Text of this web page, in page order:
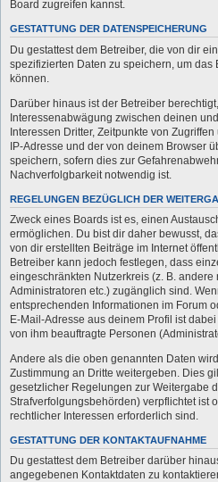
Board zugreifen kannst.
GESTATTUNG DER DATENSPEICHERUNG
Du gestattest dem Betreiber, die von dir
spezifizierten Daten zu speichern, um
können.
Darüber hinaus ist der Betreiber
Interessenabwägung zwischen deinen
Interessen Dritter, Zeitpunkte von
IP-Adresse und der von deinem Browser
speichern, sofern dies zur
Nachverfolgbarkeit notwendig ist.
REGELUNGEN BEZÜGLICH DER
Zweck eines Boards ist es, einen
ermöglichen. Du bist dir daher bewusst,
von dir erstellten Beiträge im Internet
Betreiber kann jedoch festlegen, dass
eingeschränkten Nutzerkreis (z. B. andere
Administratoren etc.) zugänglich sind.
entsprechenden Informationen im Forum
E-Mail-Adresse aus deinem Profil ist
von ihm beauftragte Personen
Andere als die oben genannten Daten
Zustimmung an Dritte weitergeben. Dies
gesetzlicher Regelungen zur Weitergabe
Strafverfolgungsbehörden) verpflichtet ist
rechtlicher Interessen erforderlich sind.
GESTATTUNG DER KONTAKTAUFNAHME
Du gestattest dem Betreiber darüber
angegebenen Kontaktdaten zu